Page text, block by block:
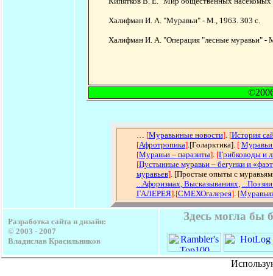
Халифман И. А. "Муравьи" - М., 1963. 303 с.
Халифман И. А. "Операция "лесные муравьи" -
[Муравьиные новости]. [История
[Афротропика].[Голарктика]. [
[Муравьи – паразиты]. [Грибководы и
[Пустынные муравьи – бегунки и
муравьев]. [Простые опыты с
...Афоризмах, Высказываниях
ГАЛЕРЕЯ]. [СМЕХОгалерея]. [
Разработка сайта и дизайн:
© 2003 - 2007
Владислав Красильников
Здесь могла бы